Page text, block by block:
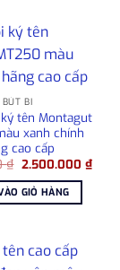
BÚT BI
ký tên Montagut
xanh chính
cao cấp
₫ Giá
là:
3.300.000 ₫.
2.500.000 ₫Giá
hiện
GIỎ HÀNG